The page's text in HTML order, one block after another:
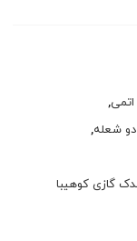
,
شعله,
گازی کوهیبا